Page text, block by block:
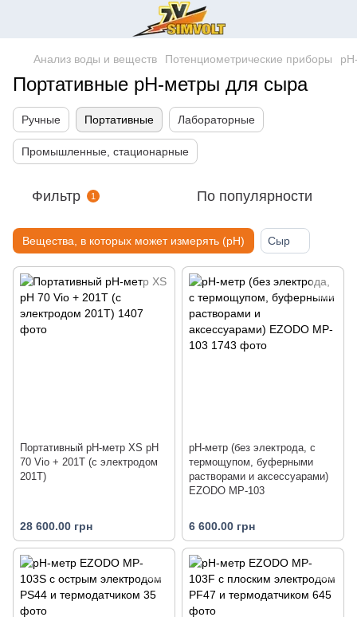
Анализ воды и веществ Потенциометрические приборы
Портативные pH-метры для сыра
Ручные Портативные Лабораторные
Промышленные, стационарные
Фильтр 1 По популярности
Вещества, в которых может измерять (pH) Сыр
Портативный pH-метр XS pH
70 Vio + 201T (с электродом
201T)
28 600.00 грн
рН-метр (без электрода, с
термощупом, буферными
растворами и аксессуарами)
EZODO MP-103
6 600.00 грн